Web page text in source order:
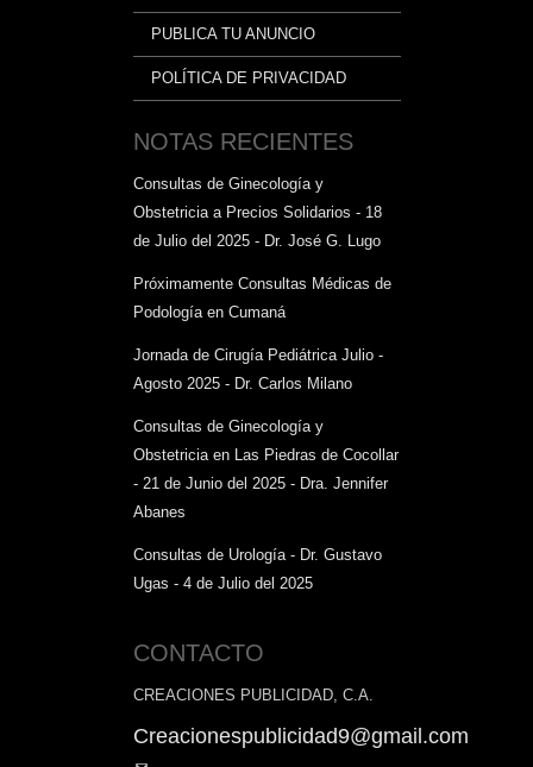
PUBLICA TU ANUNCIO
POLÍTICA DE PRIVACIDAD
NOTAS RECIENTES
Consultas de Ginecología y
Obstetricia a Precios Solidarios - 18
de Julio del 2025 - Dr. José G. Lugo
Próximamente Consultas Médicas de
Podología en Cumaná
Jornada de Cirugía Pediátrica Julio -
Agosto 2025 - Dr. Carlos Milano
Consultas de Ginecología y
Obstetricia en Las Piedras de Cocollar
- 21 de Junio del 2025 - Dra. Jennifer
Abanes
Consultas de Urología - Dr. Gustavo
Ugas - 4 de Julio del 2025
CONTACTO
CREACIONES PUBLICIDAD, C.A.
Creacionespublicidad9@gmail.com